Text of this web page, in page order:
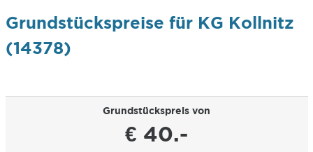
Grundstückspreise für KG Kollnitz
(14378)
Grundstückspreis von
€ 40.-